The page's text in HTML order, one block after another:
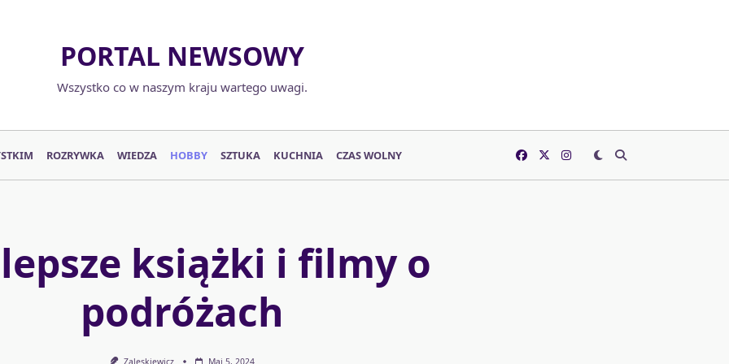
PORTAL NEWSOWY
Wszystko co w naszym kraju wartego uwagi.
ROZRYWKA WIEDZA HOBBY SZTUKA KUCHNIA CZAS WOLNY
książki i filmy o
podróżach
Zaleskiewicz Maj 5, 2024